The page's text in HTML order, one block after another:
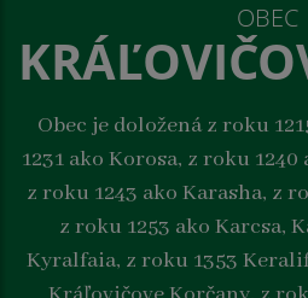
OBEC
Obec je doložená z roku
1231 ako Korosa, z roku
z roku 1243 ako Karasha, z
z roku 1253 ako Karcsa,
Kyralfaia, z roku 1353